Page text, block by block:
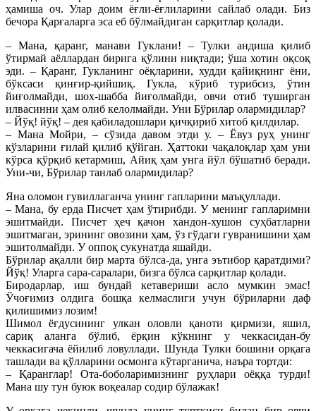
ҳамиша оч. Улар доим ёғли-ёғлиларини сайлаб олади. Биз
бечора Қарғаларга эса еб бўлмайдиган сарқитлар қолади.
– Мана, қаранг, манави Гуклани! – Тулки андиша қилиб
ўтирмай аёллардан бирига қўлини ниқтади; ўша хотин оқсоқ
эди. – Қаранг, Гукланинг оёқларини, худди қайиқнинг ёни,
бўксаси қинғир-қийшиқ. Гукла, кўриб турибсиз, ўтин
йиғолмайди, шох-шабба йиғолмайди, овчи отиб туширган
илвасинни ҳам олиб келолмайди. Уни Бўрилар олармидилар?
– Йўқ! йўқ! – дея қабиладошлари қичқириб хитоб қилдилар.
– Мана Мойри, – сўзида давом этди у. – Ёвуз руҳ унинг
кўзларини ғилай қилиб қўйган. Ҳаттоки чақалоқлар ҳам уни
кўрса қўрқиб кетармиш, Айиқ ҳам унга йўл бўшатиб беради.
Уни-чи, Бўрилар танлаб олармидилар?
Яна оломон гувиллаганча унинг гапларини маъқуллади.
– Мана, бу ерда Писчет ҳам ўтирибди. У менинг гапларимни
эшитмайди. Писчет ҳеч қачон хандон-хушон суҳбатларни
эшитмаган, эрининг овозини ҳам, ўз гўдаги гувранишини ҳам
эшитолмайди. У оппоқ сукунатда яшайди.
Бўрилар ақалли бир марта бўлса-да, унга эътибор қаратдими?
Йўқ! Уларга сара-саралари, бизга бўлса сарқитлар қолади.
Биродарлар, иш бундай кетавериши асло мумкин эмас!
Ўчоғимиз олдига бошқа келмаслиги учун бўриларни даф
қилишимиз лозим!
Шимол ёғдусининг улкан оловли қаноти қирмизи, яшил,
сариқ аланга бўлиб, ёрқин кўкнинг у чеккасидан-бу
чеккасигача ёйилиб ловуллади. Шунда Тулки бошини орқага
ташлади ва қўлларини осмонга кўтарганича, наъра тортди:
– Қаранглар! Ота-боболаримизнинг руҳлари оёққа турди!
Мана шу тун буюк воқеалар содир бўлажак!